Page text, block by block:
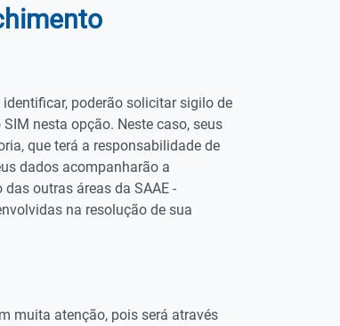
poderão solicitar sigilo de
nesta opção. Neste caso, seus
que terá a responsabilidade de
dados acompanharão a
outras áreas da SAAE -
na resolução de sua
muita atenção, pois será através